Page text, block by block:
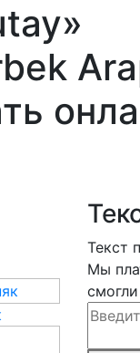
Текст
Мы